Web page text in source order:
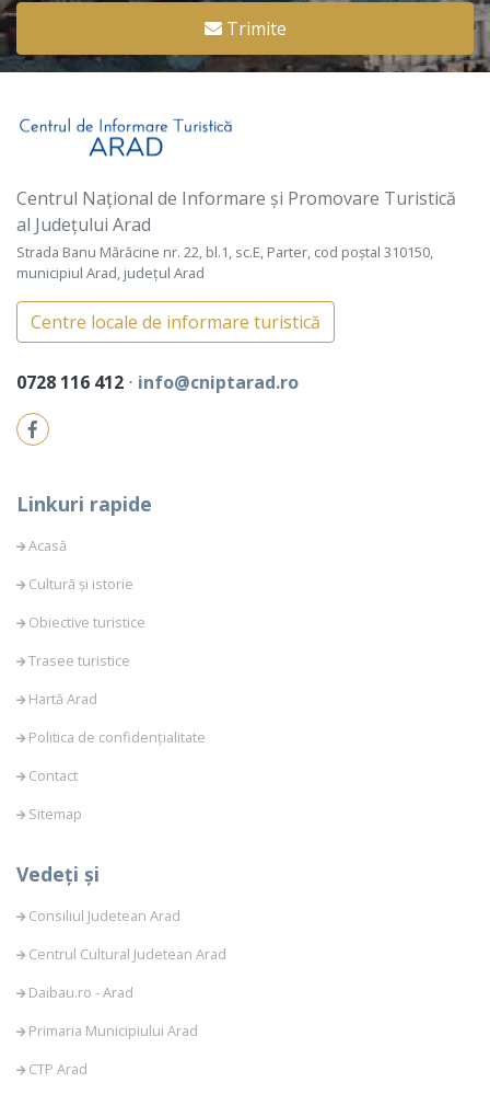
Trimite
Centrul Național de Informare și Promovare Turistică
al Județului Arad
Strada Banu Mărăcine nr. 22, bl.1, sc.E, Parter, cod poștal 310150,
municipiul Arad, județul Arad
Centre locale de informare turistică
0728 116 412 ⋅ info@cniptarad.ro
Linkuri rapide
Acasă
Cultură și istorie
Obiective turistice
Trasee turistice
Hartă Arad
Politica de confidențialitate
Contact
Sitemap
Vedeți și
Consiliul Judetean Arad
Centrul Cultural Judetean Arad
Daibau.ro - Arad
Primaria Municipiului Arad
CTP Arad